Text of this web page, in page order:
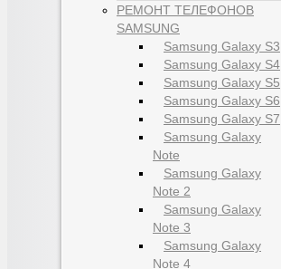
РЕМОНТ ТЕЛЕФОНОВ
SAMSUNG
Samsung Galaxy S3
Samsung Galaxy S4
Samsung Galaxy S5
Samsung Galaxy S6
Samsung Galaxy S7
Samsung Galaxy
Note
Samsung Galaxy
Note 2
Samsung Galaxy
Note 3
Samsung Galaxy
Note 4